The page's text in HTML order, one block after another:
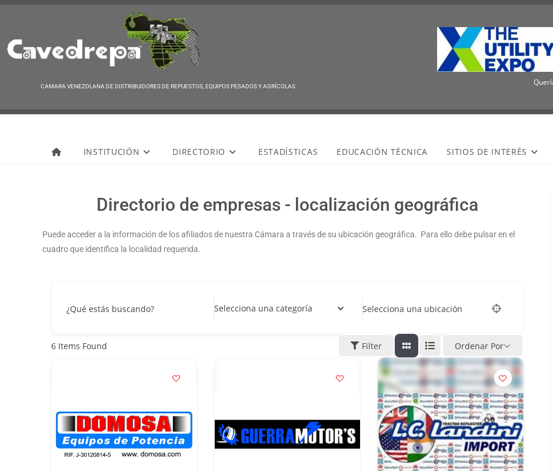
CAMARA VENEZOLANA DE DISTRIBUIDORES DE REPUESTOS, EQUIPOS PESADOS Y AGRÍCOLAS
INSTITUCIÓN DIRECTORIO ESTADÍSTICAS EDUCACIÓN TÉCNICA SITIOS DE INTERÉS
Directorio de empresas - localización geográfica
Puede acceder a la información de los afiliados de nuestra Cámara a través de su ubicación geográfica. Para ello debe pulsar en el
cuadro que identifica la localidad requerida.
¿Qué estás buscando? Selecciona una categoría Selecciona una ubicación
6 Items Found Filter Ordenar Por